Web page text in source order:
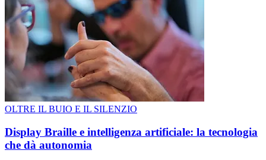
OLTRE IL BUIO E IL SILENZIO
Display Braille e intelligenza artificiale: la tecnologia
che dà autonomia